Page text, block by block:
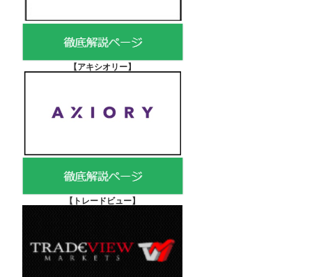
【アキシオリー】
【 トレードビュー】